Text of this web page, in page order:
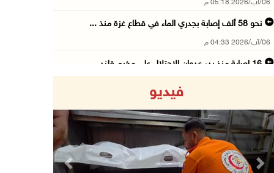
06/آب/2026 05:18 م
نحو 58 ألف إصابة بجدري الماء في قطاع غزة منذ ...
06/آب/2026 04:33 م
16 إصابة منذ بدء عدوان الاحتلال على مخيم قلند ...
06/آب/2026 03:06 م
الخليلي تبحث مع النائب العام تعزيز الشراكة في ...
06/آب/2026 02:41 م
فيديو
Previous Next